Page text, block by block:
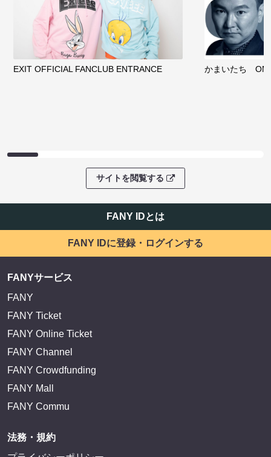
EXIT OFFICIAL FANCLUB ENTRANCE かまいたち
サイトを閲覧する
FANY IDとは
FANY IDに登録・ログインする
FANYサービス
FANY
FANY Ticket
FANY Online Ticket
FANY Channel
FANY Crowdfunding
FANY Mall
FANY Commu
法務・規約